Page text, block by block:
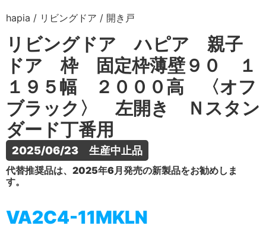
hapia / リビングドア / 開き戸
リビングドア ハピア 親子
ドア 枠 固定枠薄壁９０ １
１９５幅 ２０００高 〈オフ
ブラック〉 左開き Ｎスタン
ダード丁番用
2025/06/23　生産中止品
代替推奨品は、2025年6月発売の新製品をお勧めしま
す。
VA2C4-11MKLN